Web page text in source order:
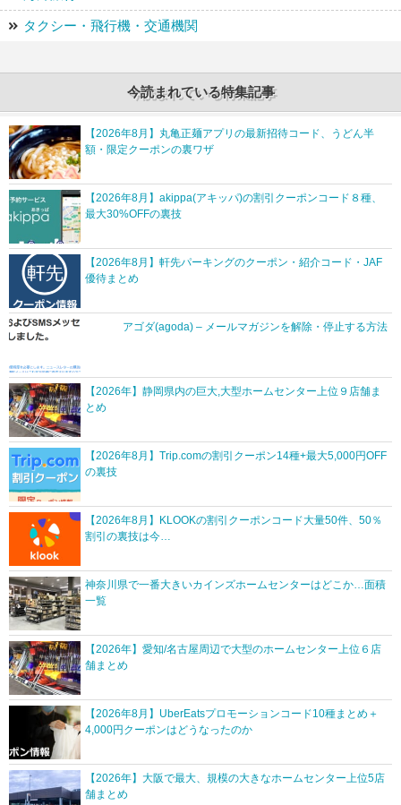
タクシー・飛行機・交通機関
今読まれている特集記事
【2026年8月】丸亀正麺アプリの最新招待コード、うどん半
額・限定クーポンの裏ワザ
【2026年8月】akippa(アキッパ)の割引クーポンコード８種、
最大30%OFFの裏技
【2026年8月】軒先パーキングのクーポン・紹介コード・JAF
優待まとめ
アゴダ(agoda) – メールマガジンを解除・停止する方法
【2026年】静岡県内の巨大,大型ホームセンター上位９店舗ま
とめ
【2026年8月】Trip.comの割引クーポン14種+最大5,000円OFF
の裏技
【2026年8月】KLOOKの割引クーポンコード大量50件、50％
割引の裏技は今…
神奈川県で一番大きいカインズホームセンターはどこか…面積
一覧
【2026年】愛知/名古屋周辺で大型のホームセンター上位６店
舗まとめ
【2026年8月】UberEatsプロモーションコード10種まとめ＋
4,000円クーポンはどうなったのか
【2026年】大阪で最大、規模の大きなホームセンター上位5店
舗まとめ